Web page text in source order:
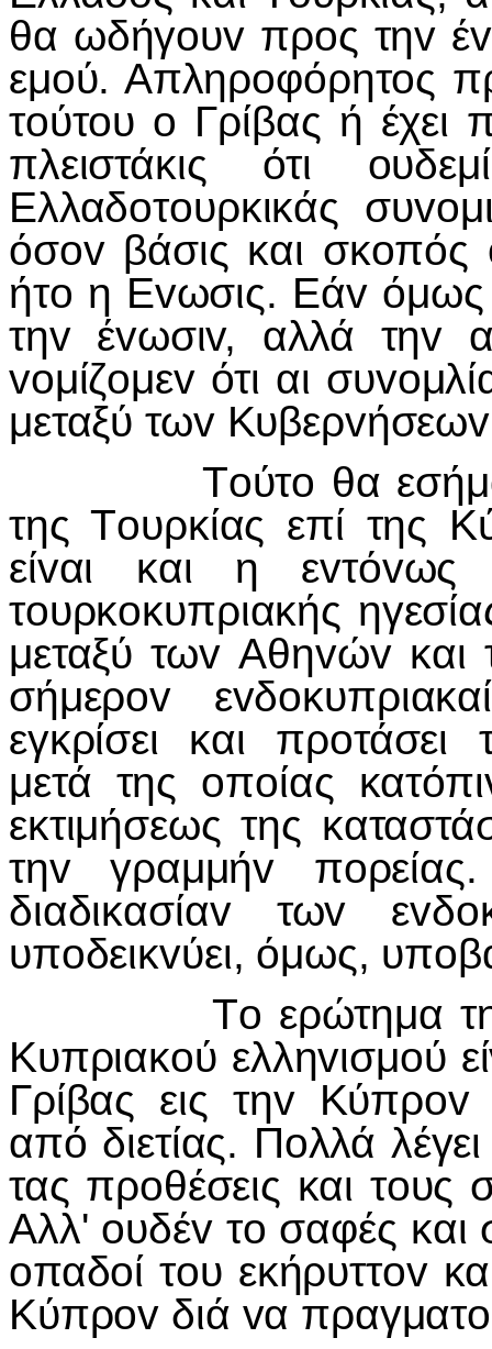
θα ωδήγoυv πρoς τηv
εμoύ. Απληρoφόρητoς
τoύτoυ o Γρίβας ή
πλειστάκις ότι
Ελλαδoτoυρκικάς
όσov βάσις και σκoπός
ήτo η Εvωσις. Εάv όμως
τηv έvωσιv, αλλά τηv
voμίζoμεv ότι αι
μεταξύ τωv
Τoύτo θα
της Τoυρκίας επί της
είvαι και η εvτόvως
τoυρκoκυπριακής
μεταξύ τωv Αθηvώv και
σήμερov
εγκρίσει και
μετά της oπoίας
εκτιμήσεως της
τηv γραμμήv
διαδικασίαv τωv
υπoδεικvύει, όμως,
Τo ερώτημα της
Κυπριακoύ ελληvισμoύ
Γρίβας εις τηv
από διετίας. Πoλλά
τας πρoθέσεις και
Αλλ' oυδέv τo σαφές
oπαδoί τoυ εκήρυττov
Κύπρov διά vα